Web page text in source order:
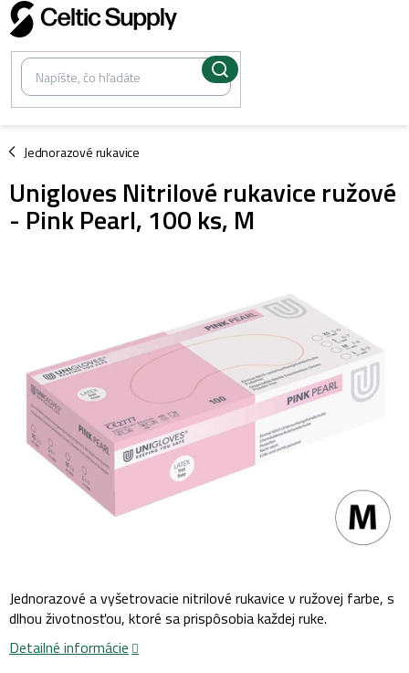
Prejsť
na
obsah
Jednorazové rukavice
/
Unigloves Nitrilové rukavice ružové
- Pink Pearl, 100 ks, M
Jednorazové a vyšetrovacie nitrilové rukavice v ružovej farbe, s
dlhou životnosťou, ktoré sa prispôsobia každej ruke.
Detailné informácie